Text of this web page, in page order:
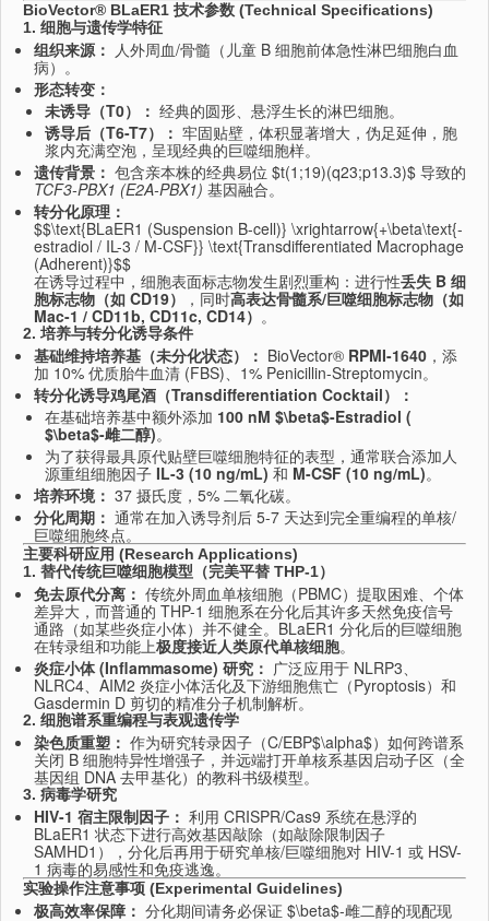
BioVector® BLaER1 技术参数 (Technical Specifications)
1. 细胞与遗传学特征
组织来源： 人外周血/骨髓（儿童 B 细胞前体急性淋巴细胞白血
病）。
形态转变：
未诱导（T0）： 经典的圆形、 悬浮生长的淋巴细胞。
诱导后（T6-T7）： 牢固贴壁， 体积显著增大， 伪足延伸， 胞
浆内充满空泡， 呈现经典的巨噬细胞样。
遗传背景： 包含亲本株的经典易位 $t(1;19)(q23;p13.3)$ 导致的
TCF3-PBX1 (E2A-PBX1) 基因融合。
转分化原理：
$$\text{BLaER1 (Suspension B-cell)} \xrightarrow{+\beta\text{-
estradiol / IL-3 / M-CSF}} \text{Transdifferentiated Macrophage
(Adherent)}$$
在诱导过程中，细胞表面标志物发生剧烈重构：进行性丢失 B 细
胞标志物（如 CD19）
，同时高表达骨髓系/巨噬细胞标志物（如
Mac-1 / CD11b, CD11c, CD14） 。
2. 培养与转分化诱导条件
基础维持培养基（未分化状态）： BioVector® RPMI-1640 ， 添
加 10% 优质胎牛血清 (FBS)、 1% Penicillin-Streptomycin。
转分化诱导鸡尾酒（Transdifferentiation Cocktail）：
在基础培养基中额外添加 100 nM $\beta$-Estradiol (
$\beta$-雌二醇)。
为了获得最具原代贴壁巨噬细胞特征的表型，通常联合添加人
源重组细胞因子 IL-3 (10 ng/mL) 和 M-CSF (10 ng/mL)。
培养环境： 37 摄氏度， 5% 二氧化碳。
分化周期： 通常在加入诱导剂后 5-7 天达到完全重编程的单核/
巨噬细胞终点。
主要科研应用 (Research Applications)
1. 替代传统巨噬细胞模型（完美平替 THP-1）
免去原代分离： 传统外周血单核细胞（PBMC）提取困难、 个体
差异大， 而普通的 THP-1 细胞系在分化后其许多天然免疫信号
通路（如某些炎症小体）并不健全。 BLaER1 分化后的巨噬细胞
在转录组和功能上极度接近人类原代单核细胞。
炎症小体 (Inflammasome) 研究： 广泛应用于 NLRP3、
NLRC4、 AIM2 炎症小体活化及下游细胞焦亡（Pyroptosis）和
Gasdermin D 剪切的精准分子机制解析。
2. 细胞谱系重编程与表观遗传学
染色质重塑： 作为研究转录因子（C/EBP$\alpha$）如何跨谱系
关闭 B 细胞特异性增强子， 并远端打开单核系基因启动子区（全
基因组 DNA 去甲基化）的教科书级模型。
3. 病毒学研究
HIV-1 宿主限制因子： 利用 CRISPR/Cas9 系统在悬浮的
BLaER1 状态下进行高效基因敲除（如敲除限制因子
SAMHD1），分化后再用于研究单核/巨噬细胞对 HIV-1 或 HSV-
1 病毒的易感性和免疫逃逸。
实验操作注意事项 (Experimental Guidelines)
极高效率保障： 分化期间请务必保证 $\beta$-雌二醇的现配现